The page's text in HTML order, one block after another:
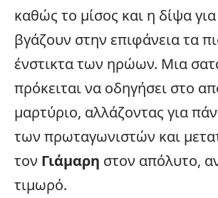
καθώς το μίσος και η δίψα
βγάζουν στην επιφάνεια τα
ένστικτα των ηρώων. Μια
πρόκειται να οδηγήσει στο
μαρτύριο, αλλάζοντας για
των πρωταγωνιστών και
τον Γιάμαρη στον απόλυτο,
τιμωρό.